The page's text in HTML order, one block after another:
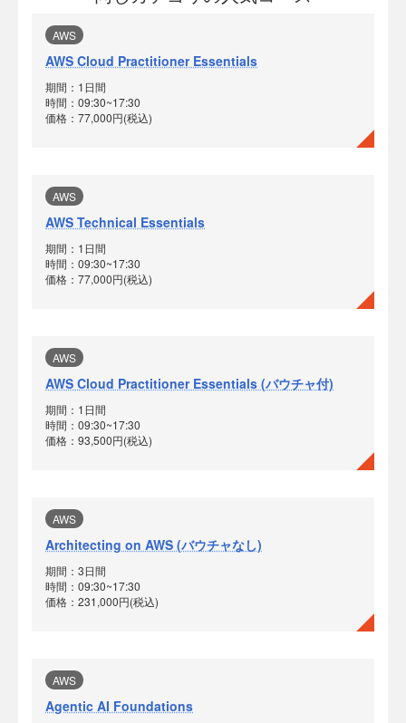
AWS
AWS Cloud Practitioner Essentials
期間：1日間
時間：09:30~17:30
価格：77,000円(税込)
AWS
AWS Technical Essentials
期間：1日間
時間：09:30~17:30
価格：77,000円(税込)
AWS
AWS Cloud Practitioner Essentials (バウチャ付)
期間：1日間
時間：09:30~17:30
価格：93,500円(税込)
AWS
Architecting on AWS (バウチャなし)
期間：3日間
時間：09:30~17:30
価格：231,000円(税込)
AWS
Agentic AI Foundations